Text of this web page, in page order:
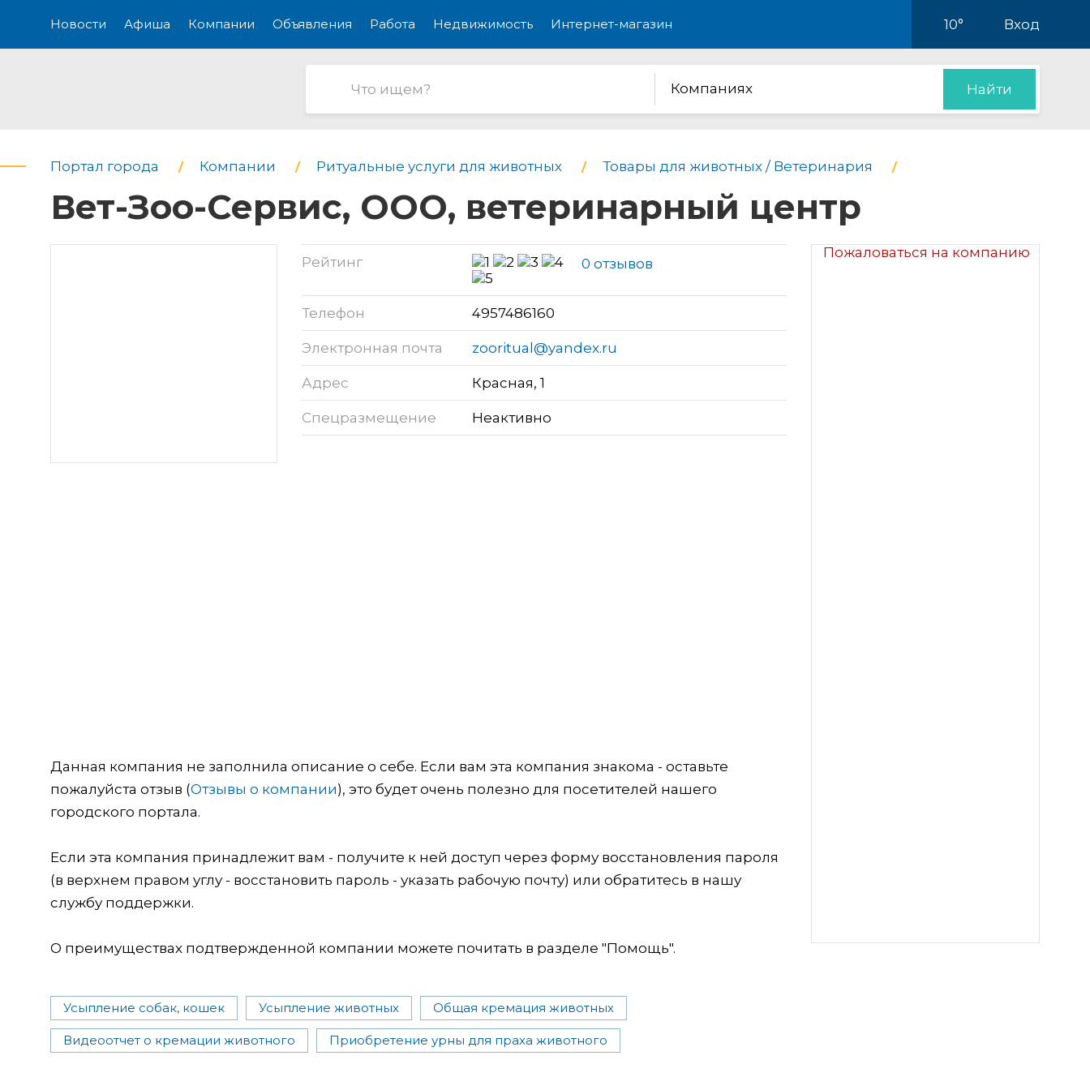
Новости Афиша Компании Объявления Работа Недвижимость Интернет-магазин 10° Вход
Компаниях Найти
Портал города Компании Ритуальные услуги для животных Товары для животных / Ветеринария
Вет-Зоо-Сервис, ООО, ветеринарный центр
Пожаловаться на компанию
Рейтинг 0 отзывов
Телефон 4957486160
Электронная почта zooritual@yandex.ru
Адрес Красная, 1
Спецразмещение Неактивно
Данная компания не заполнила описание о себе. Если вам эта компания знакома - оставьте
пожалуйста отзыв (Отзывы о компании), это будет очень полезно для посетителей нашего
городского портала.
Если эта компания принадлежит вам - получите к ней доступ через форму восстановления пароля
(в верхнем правом углу - восстановить пароль - указать рабочую почту) или обратитесь в нашу
службу поддержки.
О преимуществах подтвержденной компании можете почитать в разделе "Помощь".
Усыпление собак, кошек Усыпление животных Общая кремация животных
Видеоотчет о кремации животного Приобретение урны для праха животного